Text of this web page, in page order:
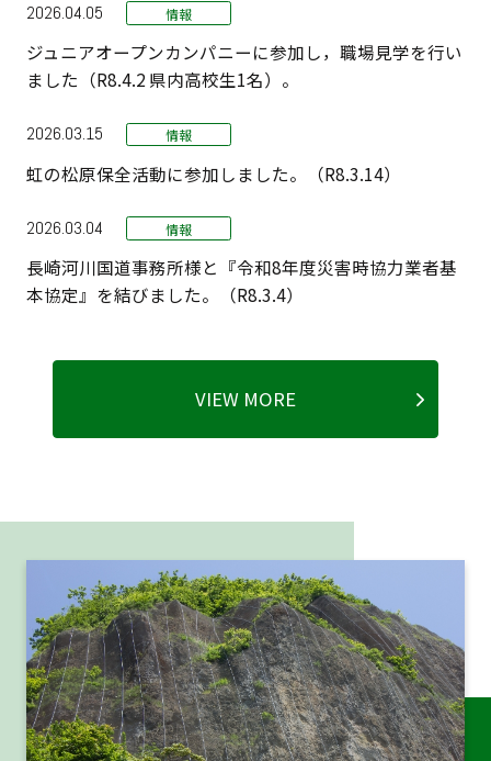
2026.04.05 情報
ジュニアオープンカンパニーに参加し，職場見学を行い
ました（R8.4.2 県内高校生1名）。
2026.03.15 情報
虹の松原保全活動に参加しました。（R8.3.14）
2026.03.04 情報
長崎河川国道事務所様と『令和8年度災害時協力業者基
本協定』を結びました。（R8.3.4）
VIEW MORE